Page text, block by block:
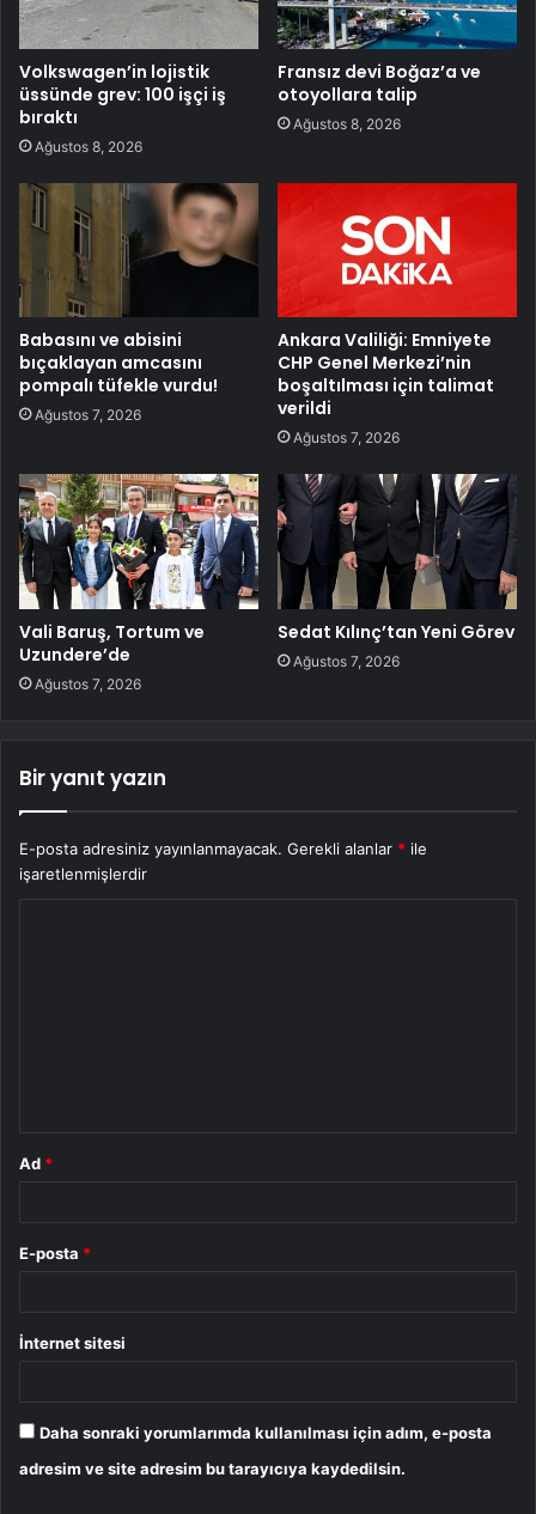
Volkswagen’in lojistik
üssünde grev: 100 işçi iş
bıraktı
Ağustos 8, 2026
Fransız devi Boğaz’a ve
otoyollara talip
Ağustos 8, 2026
Babasını ve abisini
bıçaklayan amcasını
pompalı tüfekle vurdu!
Ağustos 7, 2026
Ankara Valiliği: Emniyete
CHP Genel Merkezi’nin
boşaltılması için talimat
verildi
Ağustos 7, 2026
Vali Baruş, Tortum ve
Uzundere’de
Ağustos 7, 2026
Sedat Kılınç’tan Yeni Görev
Ağustos 7, 2026
Bir yanıt yazın
E-posta adresiniz yayınlanmayacak. Gerekli alanlar * ile
işaretlenmişlerdir
Ad *
E-posta *
İnternet sitesi
Daha sonraki yorumlarımda kullanılması için adım, e-posta
adresim ve site adresim bu tarayıcıya kaydedilsin.